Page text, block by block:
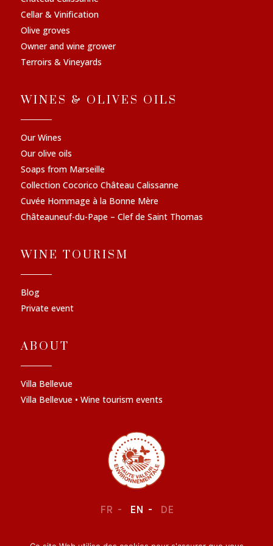
Cellar & Vinification
Olive groves
Owner and wine grower
Terroirs & Vineyards
WINES & OLIVES OILS
Our Wines
Our olive oils
Soaps from Marseille
Collection Cocorico Château Calissanne
Cuvée Hommage à la Bonne Mère
Châteauneuf-du-Pape – Clef de Saint Thomas
WINE TOURISM
Blog
Private event
ABOUT
Villa Bellevue
Villa Bellevue • Wine tourism events
FR EN DE